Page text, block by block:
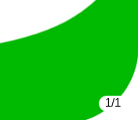
1/1